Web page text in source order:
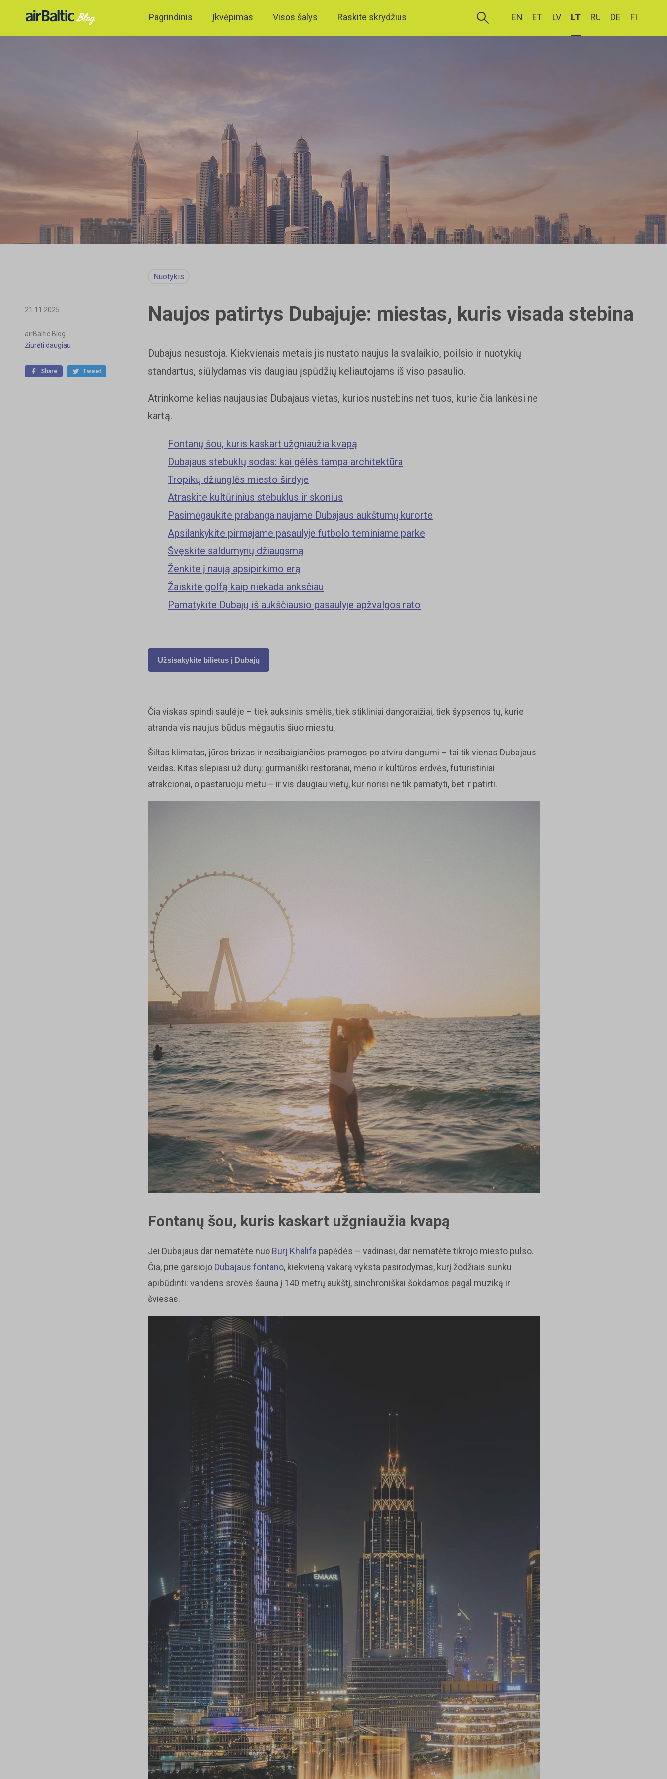
Pagrindinis Įkvėpimas Visos šalys Raskite skrydžius EN ET LV LT RU DE FI
21.11.2025
airBaltic Blog
Žiūrėti daugiau
Share Tweet
Nuotykis
Naujos patirtys Dubajuje: miestas, kuris visada stebina
Dubajus nesustoja. Kiekvienais metais jis nustato naujus laisvalaikio, poilsio ir nuotykių
standartus, siūlydamas vis daugiau įspūdžių keliautojams iš viso pasaulio.
Atrinkome kelias naujausias Dubajaus vietas, kurios nustebins net tuos, kurie čia lankėsi ne
kartą.
Fontanų šou, kuris kaskart užgniaužia kvapą
Dubajaus stebuklų sodas: kai gėlės tampa architektūra
Tropikų džiunglės miesto širdyje
Atraskite kultūrinius stebuklus ir skonius
Pasimėgaukite prabanga naujame Dubajaus aukštumų kurorte
Apsilankykite pirmajame pasaulyje futbolo teminiame parke
Švęskite saldumynų džiaugsmą
Ženkite į naują apsipirkimo erą
Žaiskite golfą kaip niekada anksčiau
Pamatykite Dubajų iš aukščiausio pasaulyje apžvalgos rato
Užsisakykite bilietus į Dubajų
Čia viskas spindi saulėje – tiek auksinis smėlis, tiek stikliniai dangoraižiai, tiek šypsenos tų, kurie
atranda vis naujus būdus mėgautis šiuo miestu.
Šiltas klimatas, jūros brizas ir nesibaigiančios pramogos po atviru dangumi – tai tik vienas Dubajaus
veidas. Kitas slepiasi už durų: gurmaniški restoranai, meno ir kultūros erdvės, futuristiniai
atrakcionai, o pastaruoju metu – ir vis daugiau vietų, kur norisi ne tik pamatyti, bet ir patirti.
Fontanų šou, kuris kaskart užgniaužia kvapą
Jei Dubajaus dar nematėte nuo Burj Khalifa papėdės – vadinasi, dar nematėte tikrojo miesto pulso.
Čia, prie garsiojo Dubajaus fontano, kiekvieną vakarą vyksta pasirodymas, kurį žodžiais sunku
apibūdinti: vandens srovės šauna į 140 metrų aukštį, sinchroniškai šokdamos pagal muziką ir
šviesas.